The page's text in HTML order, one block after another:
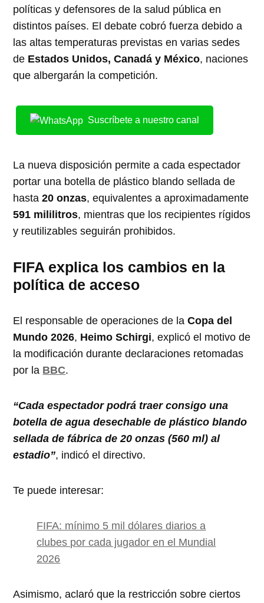
políticas y defensores de la salud pública en
distintos países. El debate cobró fuerza debido a
las altas temperaturas previstas en varias sedes
de Estados Unidos, Canadá y México, naciones
que albergarán la competición.
Suscríbete a nuestro canal
La nueva disposición permite a cada espectador
portar una botella de plástico blando sellada de
hasta20 onzas, equivalentes a aproximadamente
591 mililitros, mientras que los recipientes rígidos
y reutilizables seguirán prohibidos.
FIFA explica los cambios en la
política de acceso
El responsable de operaciones de laCopa del
Mundo 2026, Heimo Schirgi, explicó el motivo de
la modificación durante declaraciones retomadas
por la BBC.
“Cada espectador podrá traer consigo una
botella de agua desechable de plástico blando
sellada de fábrica de 20 onzas (560 ml) al
estadio”, indicó el directivo.
Te puede interesar:
FIFA: mínimo 5 mil dólares diarios a
clubes por cada jugador en el Mundial
2026
Asimismo, aclaró que la restricción sobre ciertos